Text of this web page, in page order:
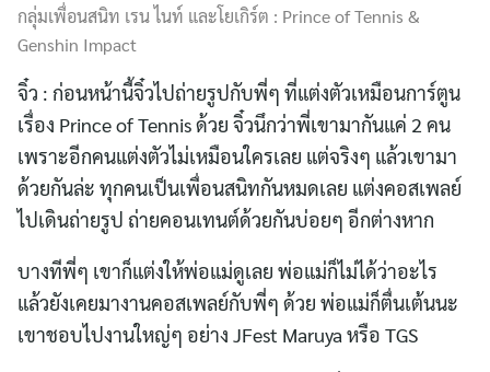
กลุ่มเพื่อนสนิท เรน ไนท์ และโยเกิร์ต : Prince of Tennis &
Genshin Impact
จิ๋ว : ก่อนหน้านี้จิ๋วไปถ่ายรูปกับพี่ๆ ที่แต่งตัวเหมือนการ์ตูน
เรื่อง Prince of Tennis ด้วย จิ๋วนึกว่าพี่เขามากันแค่ 2 คน
เพราะอีกคนแต่งตัวไม่เหมือนใครเลย แต่จริงๆ แล้วเขามา
ด้วยกันล่ะ ทุกคนเป็นเพื่อนสนิทกันหมดเลย แต่งคอสเพลย์
ไปเดินถ่ายรูป ถ่ายคอนเทนต์ด้วยกันบ่อยๆ อีกต่างหาก
บางทีพี่ๆ เขาก็แต่งให้พ่อแม่ดูเลย พ่อแม่ก็ไม่ได้ว่าอะไร
แล้วยังเคยมางานคอสเพลย์กับพี่ๆ ด้วย พ่อแม่ก็ตื่นเต้นนะ
เขาชอบไปงานใหญ่ๆ อย่าง JFest Maruya หรือ TGS